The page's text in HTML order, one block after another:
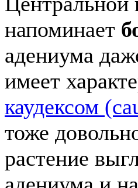
напоминает
адениума
имеет
каудексом
тоже
растение